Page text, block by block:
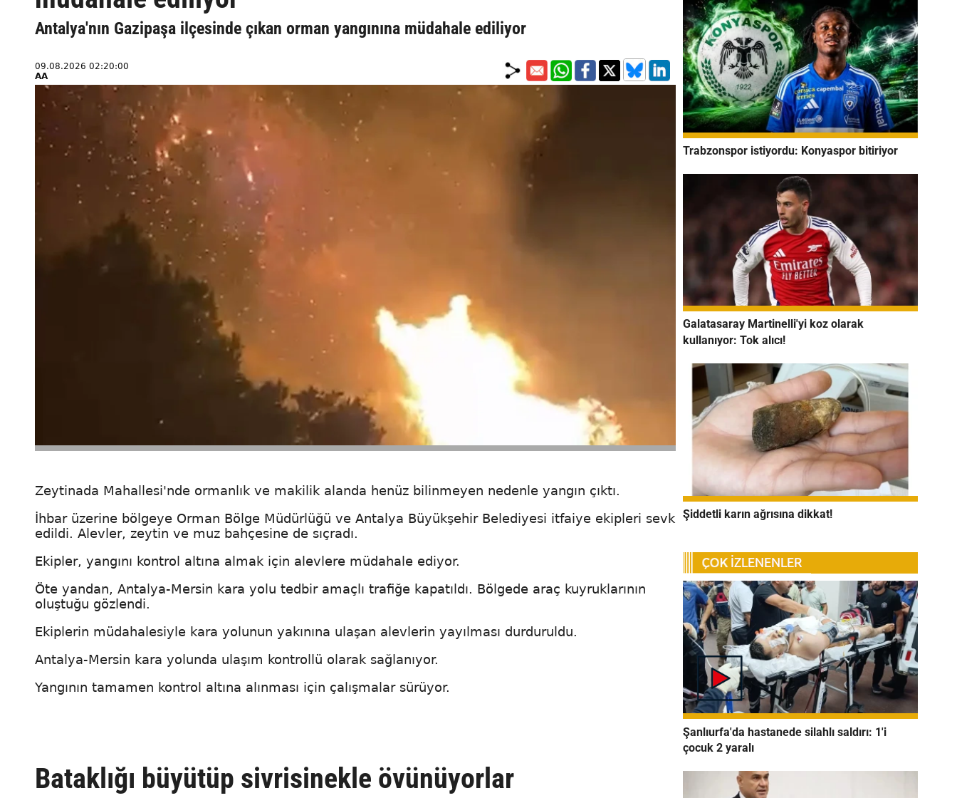
Antalya'nın Gazipaşa ilçesinde çıkan orman yangınına müdahale ediliyor
09.08.2026 02:20:00
AA
Zeytinada Mahallesi'nde ormanlık ve makilik alanda henüz bilinmeyen nedenle yangın çıktı.
İhbar üzerine bölgeye Orman Bölge Müdürlüğü ve Antalya Büyükşehir Belediyesi itfaiye ekipleri sevk
edildi. Alevler, zeytin ve muz bahçesine de sıçradı.
Ekipler, yangını kontrol altına almak için alevlere müdahale ediyor.
Öte yandan, Antalya-Mersin kara yolu tedbir amaçlı trafiğe kapatıldı. Bölgede araç kuyruklarının
oluştuğu gözlendi.
Ekiplerin müdahalesiyle kara yolunun yakınına ulaşan alevlerin yayılması durduruldu.
Antalya-Mersin kara yolunda ulaşım kontrollü olarak sağlanıyor.
Yangının tamamen kontrol altına alınması için çalışmalar sürüyor.
Bataklığı büyütüp sivrisinekle övünüyorlar
Trabzonspor istiyordu: Konyaspor bitiriyor
Galatasaray Martinelli'yi koz olarak
kullanıyor: Tok alıcı!
Şiddetli karın ağrısına dikkat!
Şanlıurfa'da hastanede silahlı saldırı: 1'i
çocuk 2 yaralı